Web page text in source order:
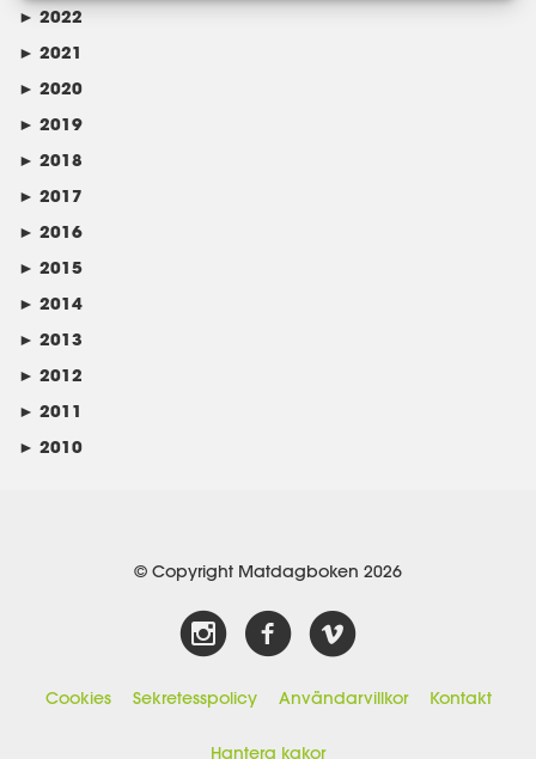
► 2022
► 2021
► 2020
► 2019
► 2018
► 2017
► 2016
► 2015
► 2014
► 2013
► 2012
► 2011
► 2010
© Copyright Matdagboken 2026
Cookies Sekretesspolicy Användarvillkor Kontakt
Hantera kakor